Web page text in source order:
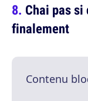
Chai pas
finalement
Contenu